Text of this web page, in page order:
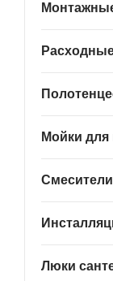
Мойки для
Смесители
Люки